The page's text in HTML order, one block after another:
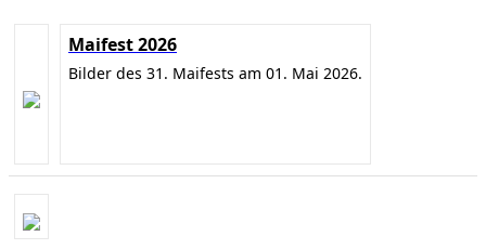
Maifest 2026
Bilder des 31. Maifests am 01. Mai 2026.